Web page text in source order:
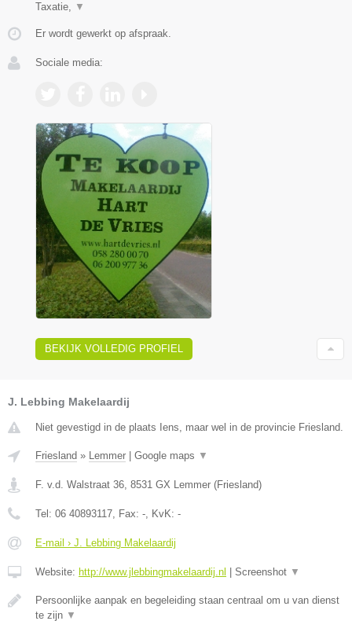
Taxatie, ▼
Er wordt gewerkt op afspraak.
Sociale media:
BEKIJK VOLLEDIG PROFIEL
J. Lebbing Makelaardij
Niet gevestigd in de plaats Iens, maar wel in de provincie Friesland.
Friesland » Lemmer Google maps ▼
F. v.d. Walstraat 36 8531 GX Lemmer (Friesland)
Tel: 06 40893117 , Fax: - , KvK: -
E-mail › J. Lebbing Makelaardij
Website: http://www.jlebbingmakelaardij.nl Screenshot ▼
Persoonlijke aanpak en begeleiding staan centraal om u van dienst
te zijn ▼